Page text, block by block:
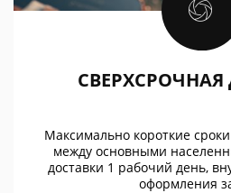
СВЕРХСРОЧНАЯ
Максимально короткие
между основными
доставки 1 рабочий день,
оформления